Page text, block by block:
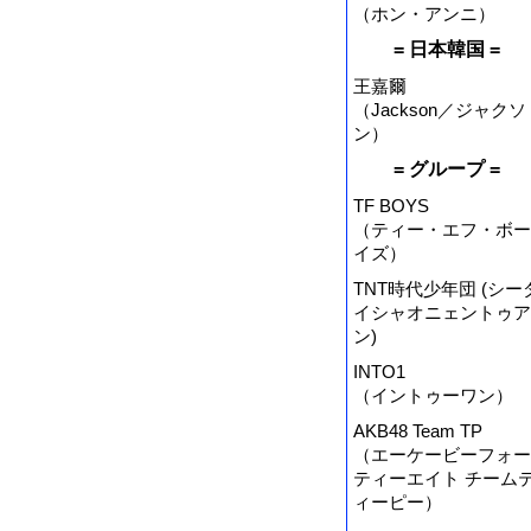
（ホン・アンニ）
= 日本韓国 =
王嘉爾
（Jackson／ジャクソ
ン）
= グループ =
TF BOYS
（ティー・エフ・ボー
イズ）
TNT時代少年団 (シー
イシャオニェントゥア
ン)
INTO1
（イントゥーワン）
AKB48 Team TP
（エーケービーフォー
ティーエイト チーム
ィーピー）